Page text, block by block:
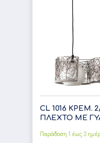
CL 1016 ΚΡΕΜ.
ΠΛΕΧΤΟ ΜΕ
Παράδοση 1 έως 3